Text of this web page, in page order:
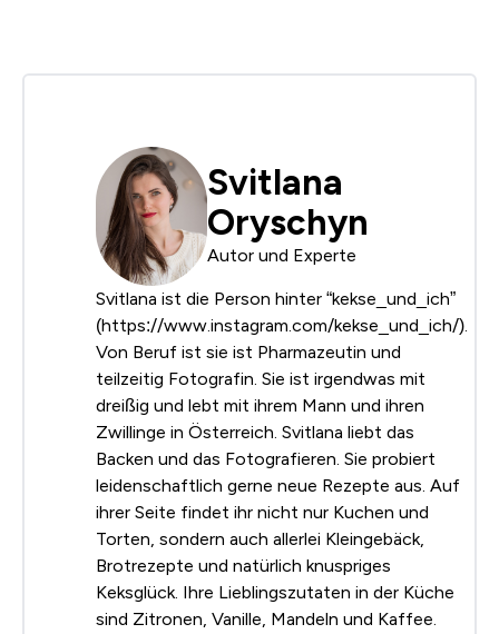
Svitlana
Oryschyn
Autor und Experte
Svitlana ist die Person hinter “kekse_und_ich”
(https://www.instagram.com/kekse_und_ich/).
Von Beruf ist sie ist Pharmazeutin und
teilzeitig Fotografin. Sie ist irgendwas mit
dreißig und lebt mit ihrem Mann und ihren
Zwillinge in Österreich. Svitlana liebt das
Backen und das Fotografieren. Sie probiert
leidenschaftlich gerne neue Rezepte aus. Auf
ihrer Seite findet ihr nicht nur Kuchen und
Torten, sondern auch allerlei Kleingebäck,
Brotrezepte und natürlich knuspriges
Keksglück. Ihre Lieblingszutaten in der Küche
sind Zitronen, Vanille, Mandeln und Kaffee.